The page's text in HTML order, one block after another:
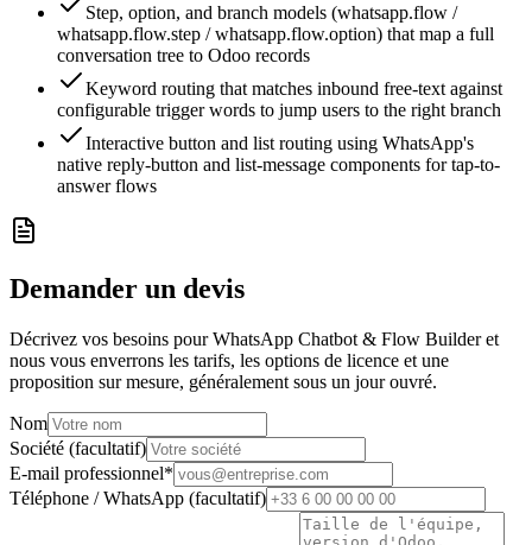
Step, option, and branch models (whatsapp.flow /
whatsapp.flow.step / whatsapp.flow.option) that map a full
conversation tree to Odoo records
Keyword routing that matches inbound free-text against
configurable trigger words to jump users to the right branch
Interactive button and list routing using WhatsApp's
native reply-button and list-message components for tap-to-
answer flows
Demander un devis
Décrivez vos besoins pour WhatsApp Chatbot & Flow Builder et
nous vous enverrons les tarifs, les options de licence et une
proposition sur mesure, généralement sous un jour ouvré.
Nom
Société (facultatif)
E-mail professionnel*
Téléphone / WhatsApp (facultatif)